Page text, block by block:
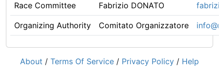
Race Committee Fabrizio DONATO
Organizing Authority Comitato Organizzatore
About / Terms Of Service / Privacy Policy / Help